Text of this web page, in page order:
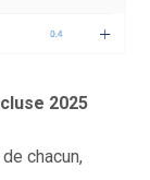
2025
chacun,